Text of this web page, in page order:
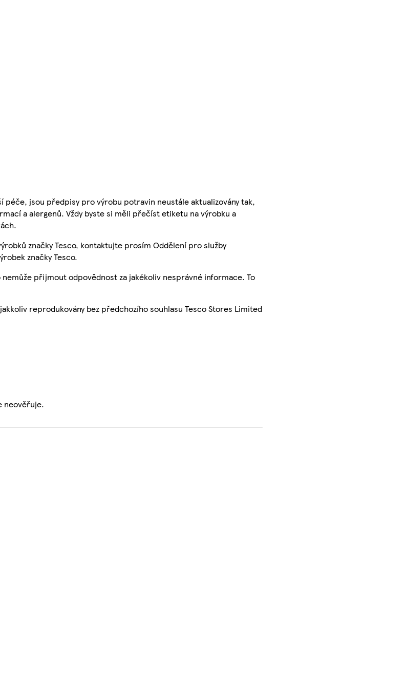
jsou předpisy pro výrobu potravin neustále aktualizovány tak,
a alergenů. Vždy byste si měli přečíst etiketu na výrobku a
značky Tesco, kontaktujte prosím Oddělení pro služby
značky Tesco.
přijmout odpovědnost za jakékoliv nesprávné informace. To
reprodukovány bez předchozího souhlasu Tesco Stores Limited
neověřuje.